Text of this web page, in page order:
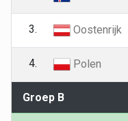
3. Oostenrijk
4. Polen
Groep B